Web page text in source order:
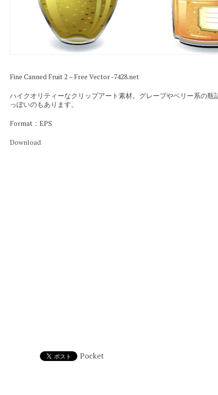
Fine Canned Fruit 2 – Free Vector -7428.net
ハイクオリティーなクリップアート素材。グレープやベリー系の瓶
っぽいのもあります。
Format：EPS
Download
Pocket